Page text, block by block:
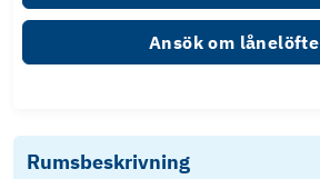
Ansök om lånelöfte
Rumsbeskrivning